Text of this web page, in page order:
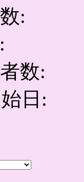
:
数:
日: